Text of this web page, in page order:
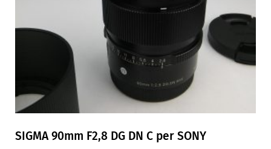
SIGMA 90mm F2,8 DG DN C per SONY